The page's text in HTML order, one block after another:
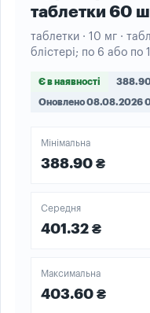
таблетки 60
таблетки · 10 мг ·
блістері; по 6 або по
Є в наявності
Оновлено 08.08.2026
Мінімальна
388.90 ₴
Середня
401.32 ₴
Максимальна
403.60 ₴